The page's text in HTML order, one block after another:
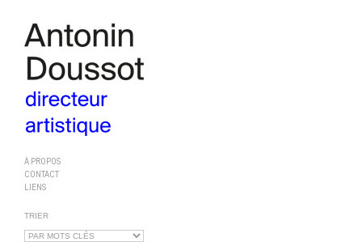
À PROPOS
CONTACT
LIENS
TRIER